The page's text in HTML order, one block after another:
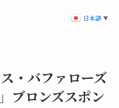
・バファローズ
ブロンズスポン
日本語 ▼